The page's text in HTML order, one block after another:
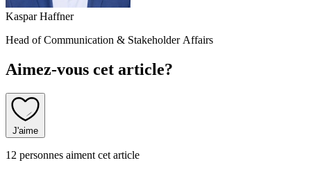
Kaspar Haffner
Head of Communication & Stakeholder Affairs
Aimez-vous cet article?
J'aime
12 personnes aiment cet article